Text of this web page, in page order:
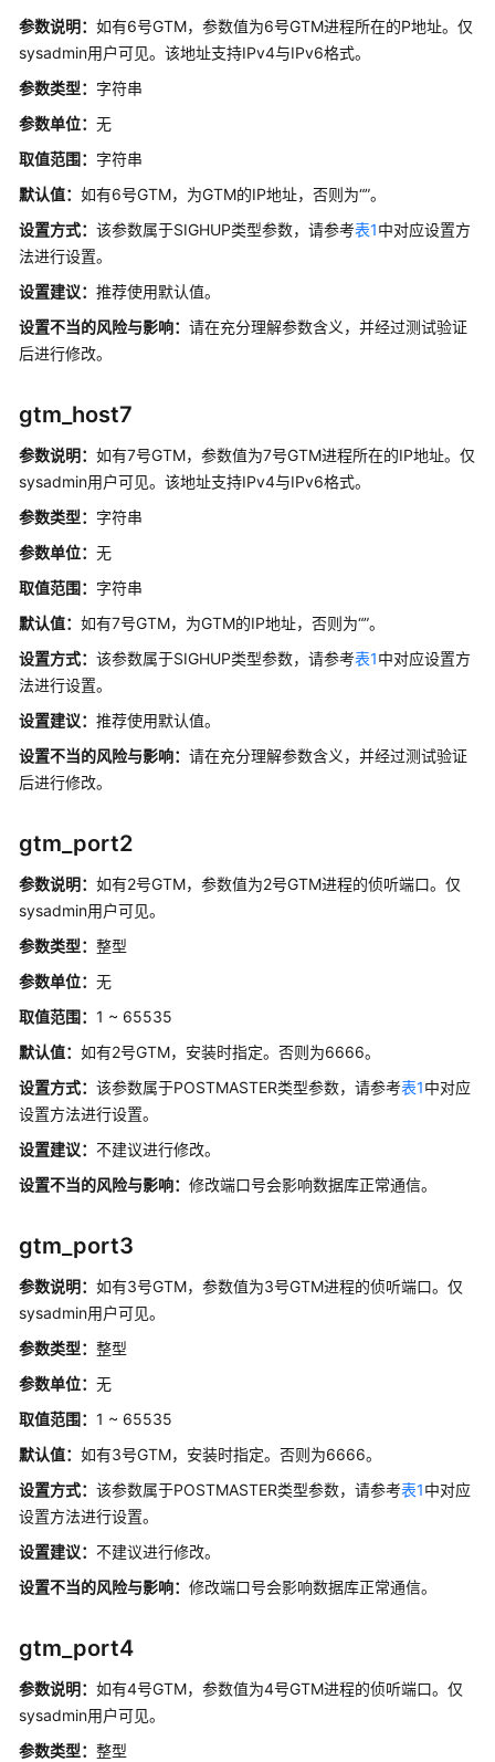
式
_V2.0-
3.x）
开
发
南
（分
布
_V2.0-
2.x）
发
指
南
（集
式
_V2.0-
M-
Compatibility
开
发
指
南
（分
布
_V2.0-
M-
Compatibility
发
指
（分
布
式
8.x）
Compatibility
开
发
指
（集
中
_V2.0-
8.x）
向
量
数
据
南
（集
中
参数说明： 如有6号GTM，参数值为6号GTM进程所在的P地址。仅
sysadmin用户可见。 该地址支持IPv4与IPv6格式。
参数类型： 字符串
参数单位： 无
取值范围： 字符串
默认值： 如有6号GTM，为GTM的IP地址，否则为“”。
设置方式： 该参数属于SIGHUP类型参数，请参考表1中对应设置方
法进行设置。
设置建议： 推荐使用默认值。
设置不当的风险与影响： 请在充分理解参数含义，并经过测试验证
后进行修改。
gtm_host7
参数说明： 如有7号GTM，参数值为7号GTM进程所在的IP地址。仅
sysadmin用户可见。 该地址支持IPv4与IPv6格式。
参数类型： 字符串
参数单位： 无
取值范围： 字符串
默认值： 如有7号GTM，为GTM的IP地址，否则为“”。
设置方式： 该参数属于SIGHUP类型参数，请参考表1中对应设置方
法进行设置。
设置建议： 推荐使用默认值。
设置不当的风险与影响： 请在充分理解参数含义，并经过测试验证
后进行修改。
gtm_port2
参数说明： 如有2号GTM，参数值为2号GTM进程的侦听端口。仅
sysadmin用户可见。
参数类型： 整型
参数单位： 无
取值范围： 1 ~ 65535
默认值： 如有2号GTM，安装时指定。否则为6666。
设置方式： 该参数属于POSTMASTER类型参数，请参考表1中对应
设置方法进行设置。
设置建议： 不建议进行修改。
设置不当的风险与影响： 修改端口号会影响数据库正常通信。
gtm_port3
参数说明： 如有3号GTM，参数值为3号GTM进程的侦听端口。仅
sysadmin用户可见。
参数类型： 整型
参数单位： 无
取值范围： 1 ~ 65535
默认值： 如有3号GTM，安装时指定。否则为6666。
设置方式： 该参数属于POSTMASTER类型参数，请参考表1中对应
设置方法进行设置。
设置建议： 不建议进行修改。
设置不当的风险与影响： 修改端口号会影响数据库正常通信。
gtm_port4
参数说明： 如有4号GTM，参数值为4号GTM进程的侦听端口。仅
sysadmin用户可见。
参数类型： 整型